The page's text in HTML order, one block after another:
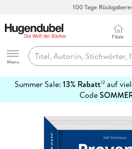
Hugendubel
Menu
Filiale
Summer Sale: 13% Rabatt12auf
Code
erfahren